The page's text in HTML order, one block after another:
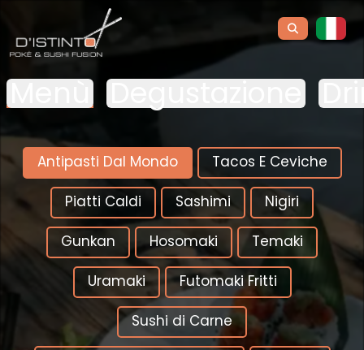
Antipasti Dal Mondo Tacos E Ceviche
Piatti Caldi Sashimi Nigiri
Gunkan Hosomaki Temaki
Uramaki Futomaki Fritti
Sushi di Carne
Menù Degustazione